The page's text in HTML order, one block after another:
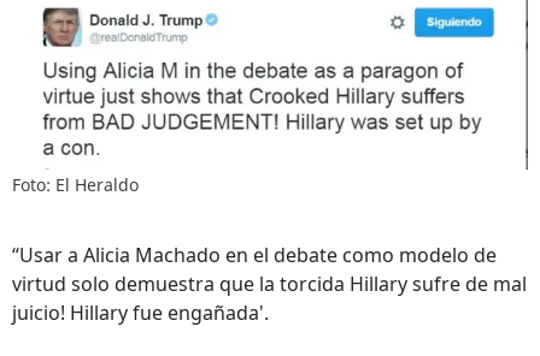
Foto: El Heraldo
“Usar a Alicia Machado en el debate como modelo de
virtud solo demuestra que la torcida Hillary sufre de mal
juicio! Hillary fue engañada'.